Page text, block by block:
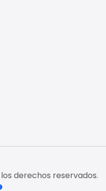
derechos reservados.